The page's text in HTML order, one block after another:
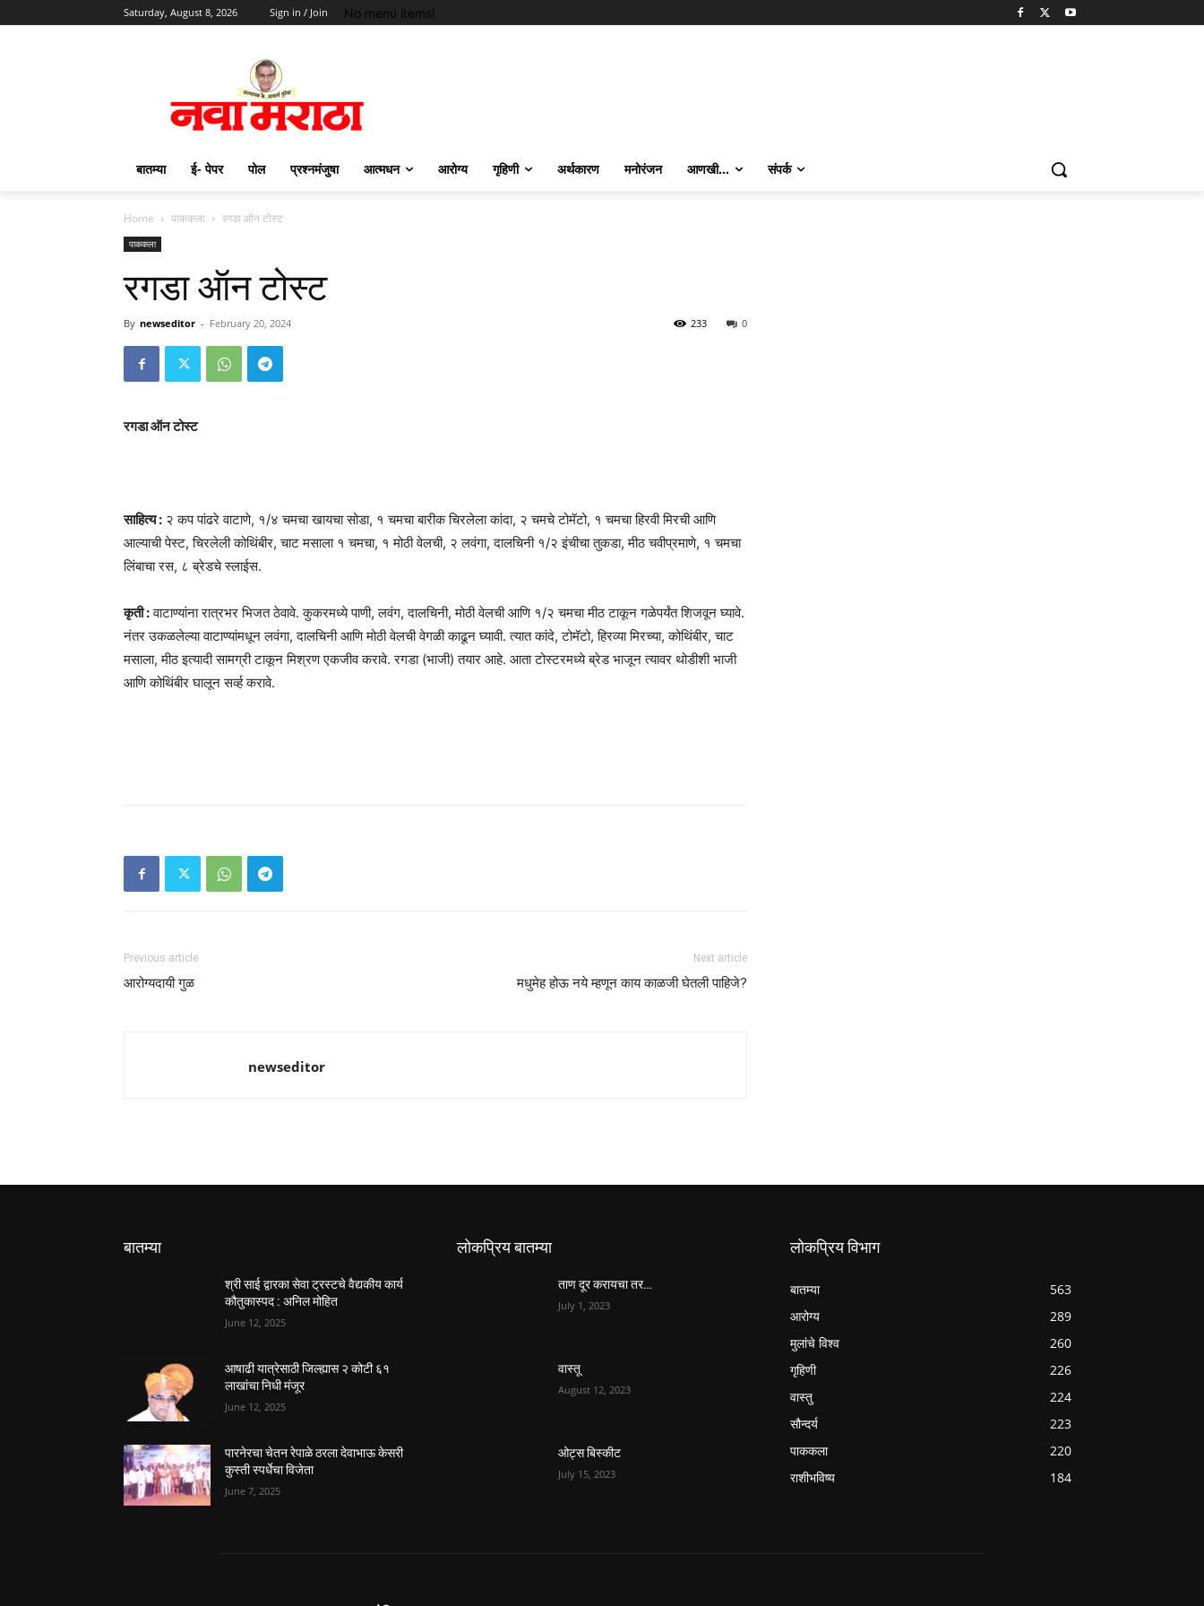
Saturday, August 8, 2026 Sign in / Join No menu items!
बातम्या ई- पेपर पोल प्रश्नमंजुषा आत्मधन आरोग्य गृहिणी अर्थकारण मनोरंजन आणखी… संपर्क
Home पाककला रगडा ऑन टोस्ट
पाककला
रगडा ऑन टोस्ट
By newseditor - February 20, 2024 0
233
रगडा ऑन टोस्ट
साहित्य : २ कप पांढरे वाटाणे, १/४ चमचा खायचा सोडा, १ चमचा बारीक चिरलेला कांदा, २ चमचे टोमॅटो, १ चमचा हिरवी मिरची आणि
आल्याची पेस्ट, चिरलेली कोथिंबीर, चाट मसाला १ चमचा, १ मोठी वेलची, २ लवंगा, दालचिनी १/२ इंचीचा तुकडा, मीठ चवीप्रमाणे, १ चमचा
लिंबाचा रस, ८ ब्रेडचे स्लाईस.
कृती :वाटाण्यांना रात्रभर भिजत ठेवावे. कुकरमध्ये पाणी, लवंग, दालचिनी, मोठी वेलची आणि १/२ चमचा मीठ टाकून गळेपर्यंत शिजवून घ्यावे.
नंतर उकळलेल्या वाटाण्यांमधून लवंगा, दालचिनी आणि मोठी वेलची वेगळी काढून घ्यावी. त्यात कांदे, टोमॅटो, हिरव्या मिरच्या, कोथिंबीर, चाट
मसाला, मीठ इत्यादी सामग्री टाकून मिश्रण एकजीव करावे. रगडा (भाजी) तयार आहे. आता टोस्टरमध्ये ब्रेड भाजून त्यावर थोडीशी भाजी
आणि कोथिंबीर घालून सर्व्ह करावे.
Previous article
आरोग्यदायी गुळ
Next article
मधुमेह होऊ नये म्हणून काय काळजी घेतली पाहिजे?
newseditor
बातम्या
श्री साई द्वारका सेवा ट्रस्टचे वैद्यकीय कार्य
कौतुकास्पद : अनिल मोहित
June 12, 2025
आषाढी यात्रेसाठी जिल्ह्यास २ कोटी ६१
लाखांचा निधी मंजूर
June 12, 2025
पारनेरचा चेतन रेपाळे ठरला देवाभाऊ केसरी
कुस्ती स्पर्धेचा विजेता
June 7, 2025
लोकप्रिय बातम्या
ताण दूर करायचा तर…
July 1, 2023
वास्तू
August 12, 2023
ओट्स बिस्कीट
July 15, 2023
लोकप्रिय विभाग
बातम्या
563
आरोग्य
289
मुलांचे विश्व
260
गृहिणी
226
वास्तु
224
सौन्दर्य
223
पाककला
220
राशीभविष्य
184